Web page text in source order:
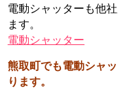
電動シャッターも他
ます。
電動シャッター
熊取町でも電動シャ
ります。